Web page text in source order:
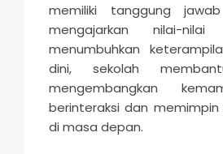
memiliki tanggung
mengajarkan nilai-
menumbuhkan
dini, sekolah
mengembangkan
berinteraksi dan
di masa depan.